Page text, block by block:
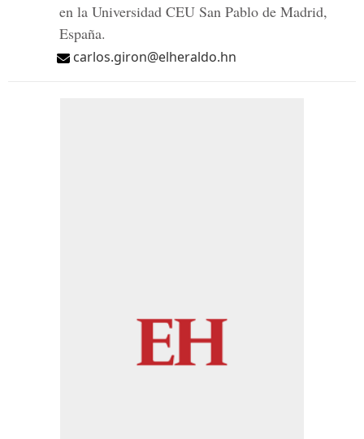
en la Universidad CEU San Pablo de Madrid,
España.
carlos.giron@elheraldo.hn